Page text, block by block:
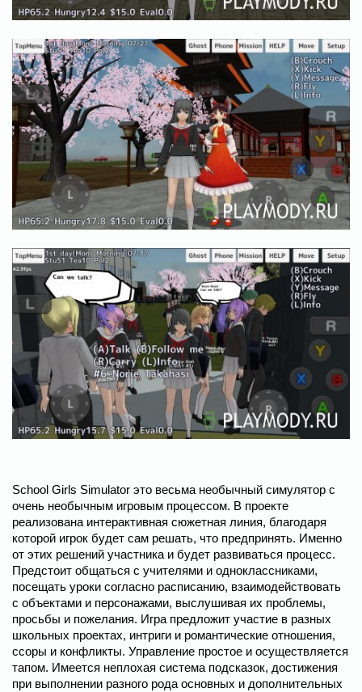
School Girls Simulator это весьма необычный симулятор с
очень необычным игровым процессом. В проекте
реализована интерактивная сюжетная линия, благодаря
которой игрок будет сам решать, что предпринять. Именно
от этих решений участника и будет развиваться процесс.
Предстоит общаться с учителями и одноклассниками,
посещать уроки согласно расписанию, взаимодействовать
с объектами и персонажами, выслушивая их проблемы,
просьбы и пожелания. Игра предложит участие в разных
школьных проектах, интриги и романтические отношения,
ссоры и конфликты. Управление простое и осуществляется
тапом. Имеется неплохая система подсказок, достижения
при выполнении разного рода основных и дополнительных